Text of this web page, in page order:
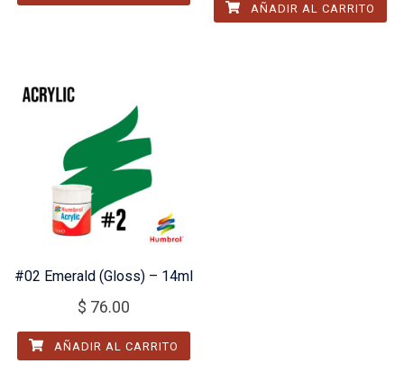
AÑADIR AL CARRITO
#02 Emerald (Gloss) – 14ml
$ 76.00
AÑADIR AL CARRITO